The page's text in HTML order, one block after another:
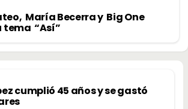
María Becerra y Big One
tema “Así”
cumplió 45 años y se gastó